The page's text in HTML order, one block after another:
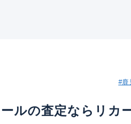
#鹿
ルの査定ならリカ